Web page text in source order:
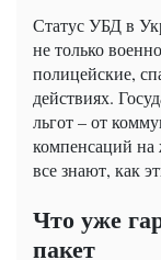
Статус УБД в
не только
полицейские,
действиях.
льгот – от
компенсаций на
все знают, как
Что уже
пакет